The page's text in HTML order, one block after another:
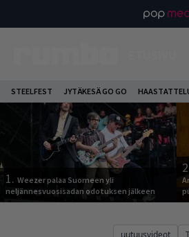
STEELFEST JYTÄKESÄ GO GO
1. Weezer palaa Suomeen yli
neljännesvuosisadan odotuksen jälkeen
uutuusvideot